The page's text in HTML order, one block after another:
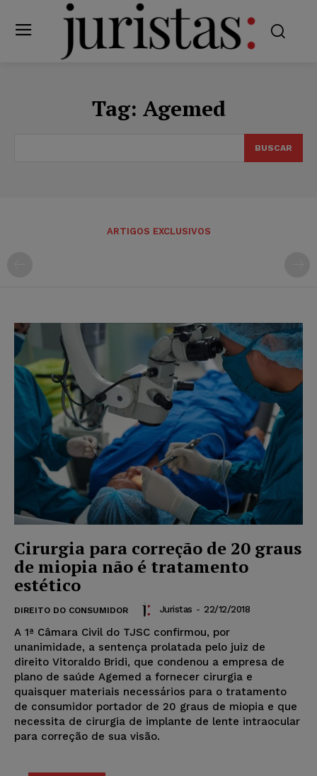
Tag: Agemed
BUSCAR
ARTIGOS EXCLUSIVOS
Cirurgia para correção de 20 graus
de miopia não é tratamento
estético
DIREITO DO CONSUMIDOR Juristas - 22/12/2018
A 1ª Câmara Civil do TJSC confirmou, por
unanimidade, a sentença prolatada pelo juiz de
direito Vitoraldo Bridi, que condenou a empresa de
plano de saúde Agemed a fornecer cirurgia e
quaisquer materiais necessários para o tratamento
de consumidor portador de 20 graus de miopia e que
necessita de cirurgia de implante de lente intraocular
para correção de sua visão.